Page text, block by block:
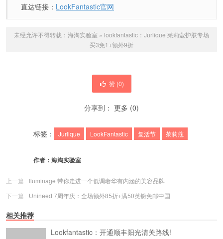
直达链接： LookFantastic官网
未经允许不得转载： 海淘实验室 » lookfantastic：Jurlique 茱莉蔻护肤专场
买3免1+额外9折
赞 (0)
分享到： 更多 (0)
标签： Jurlique LookFantastic 复活节 茱莉蔻
作者： 海淘实验室
上一篇
Iluminage 带你走进一个低调奢华有内涵的美容品牌
下一篇
Unineed 7周年庆：全场额外85折+满50英镑免邮中国
相关推荐
Lookfantastic：开通顺丰阳光清关路线!